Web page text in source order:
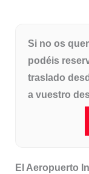
Si no os
podéis
traslado
a vuestro
El Aeropuerto